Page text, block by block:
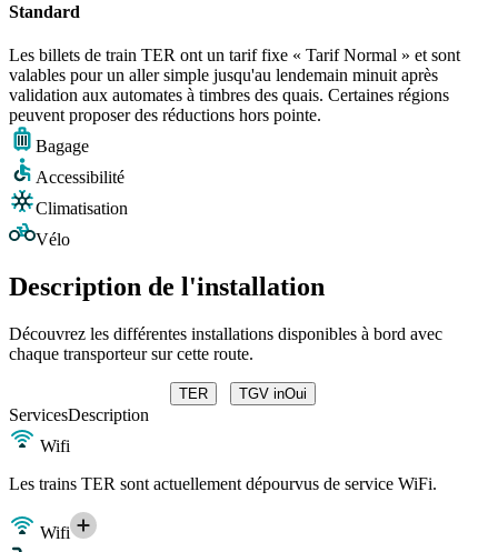
Standard
Les billets de train TER ont un tarif fixe « Tarif Normal » et sont
valables pour un aller simple jusqu'au lendemain minuit après
validation aux automates à timbres des quais. Certaines régions
peuvent proposer des réductions hors pointe.
Bagage
Accessibilité
Climatisation
Vélo
Description de l'installation
Découvrez les différentes installations disponibles à bord avec
chaque transporteur sur cette route.
TER TGV inOui
ServicesDescription
Wifi
Les trains TER sont actuellement dépourvus de service WiFi.
Wifi